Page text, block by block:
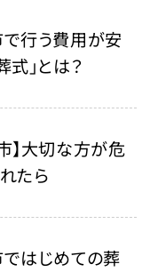
行う費用が安
式」とは？
】大切な方が危
たら
はじめての葬